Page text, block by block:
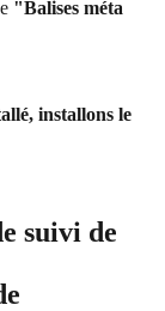
"Balises méta
installons le
suivi de